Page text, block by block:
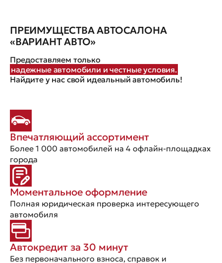
ПРЕИМУЩЕСТВА АВТОСАЛОНА
«ВАРИАНТ АВТО»
Предоставляем только
надежные автомобили и честные условия.
Найдите у нас свой идеальный автомобиль!
Впечатляющий ассортимент
Более 1 000 автомобилей на 4 офлайн-площадках
города
Моментальное оформление
Полная юридическая проверка интересующего
автомобиля
Автокредит за 30 минут
Без первоначального взноса, справок и